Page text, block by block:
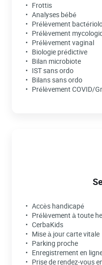
Frottis
Analyses bébé
Prélèvement
Prélèvement
Prélèvement vaginal
Biologie prédictive
Bilan microbiote
IST sans ordo
Bilans sans ordo
Prélèvement COVID/
Accès handicapé
Prélèvement à toute
CerbaKids
Mise à jour carte vitale
Parking proche
Enregistrement en
Prise de rendez-vous